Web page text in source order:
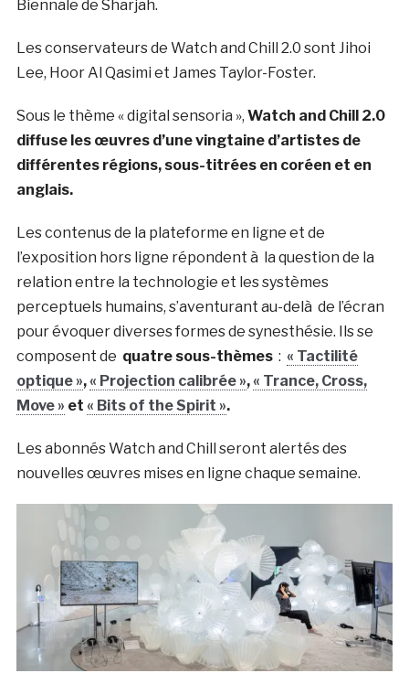
Biennale de Sharjah.
Les conservateurs de Watch and Chill 2.0 sont Jihoi
Lee, Hoor Al Qasimi et James Taylor-Foster.
Sous le thème « digital sensoria », Watch and Chill 2.0
diffuse les œuvres d’une vingtaine d’artistes de
différentes régions, sous-titrées en coréen et en
anglais.
Les contenus de la plateforme en ligne et de
l’exposition hors ligne répondent à la question de la
relation entre la technologie et les systèmes
perceptuels humains, s’aventurant au-delà de l’écran
pour évoquer diverses formes de synesthésie. Ils se
composent de quatre sous-thèmes: « Tactilité
optique »,« Projection calibrée »,« Trance, Cross,
Move » et « Bits of the Spirit ».
Les abonnés Watch and Chill seront alertés des
nouvelles œuvres mises en ligne chaque semaine.